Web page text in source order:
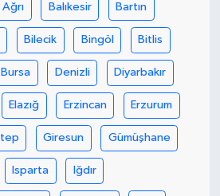
Ağrı Balıkesir Bartın
Bilecik Bingöl Bitlis
Bursa Denizli Diyarbakır
Elazığ Erzincan Erzurum
Giresun Gümüşhane
Isparta Iğdır